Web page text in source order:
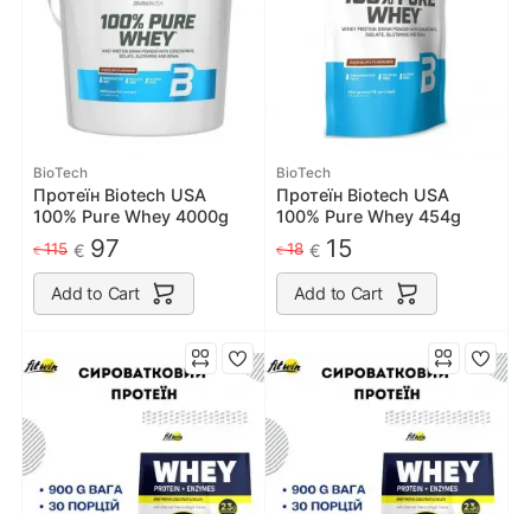
BioTech
Протеїн Biotech USA
100% Pure Whey 4000g
€115 € 97
Add to Cart
BioTech
Протеїн Biotech USA
100% Pure Whey 454g
€18 € 15
Add to Cart